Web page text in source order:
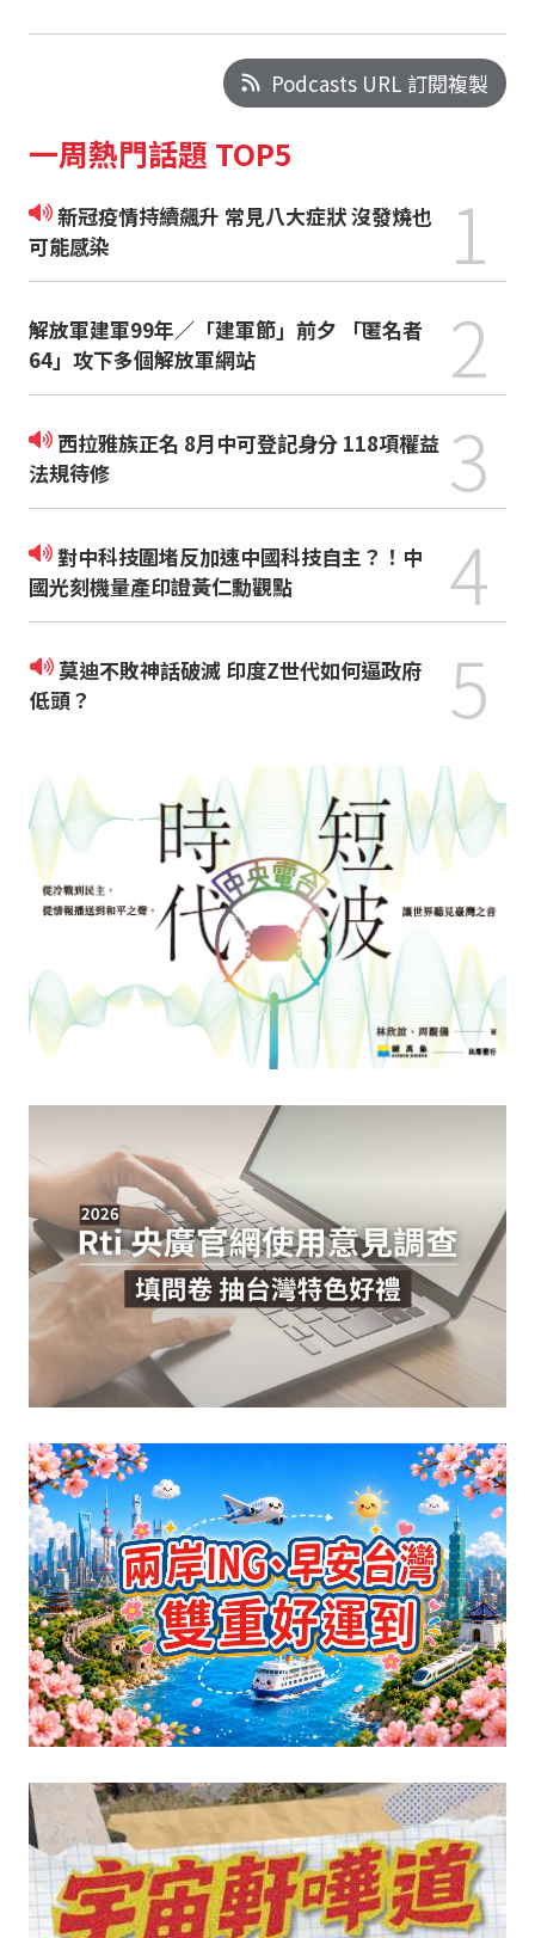
Podcasts URL 訂閱複製
一周熱門話題 TOP5
新冠疫情持續飆升 常見八大症狀 沒發燒也
可能感染
1
解放軍建軍99年／「建軍節」前夕 「匿名者
64」攻下多個解放軍網站
2
西拉雅族正名 8月中可登記身分 118項權益
法規待修
3
對中科技圍堵反加速中國科技自主？！中
國光刻機量產印證黃仁勳觀點
4
莫迪不敗神話破滅 印度Z世代如何逼政府
低頭？
5